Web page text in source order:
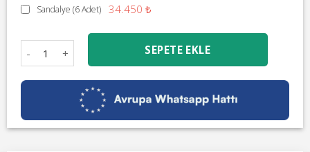
Sandalye (6 Adet) 34.450 ₺
SEPETE EKLE